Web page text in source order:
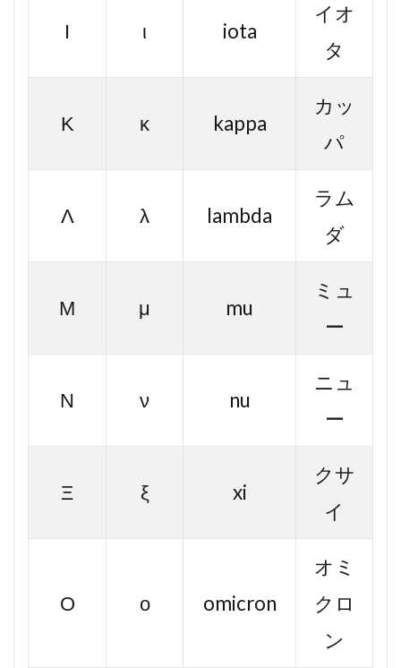
Ι ι iota
イオ
タ
Κ κ kappa
カッ
パ
Λ λ lambda
ラム
ダ
Μ μ mu
ミュ
ー
Ν ν nu
ニュ
ー
Ξ ξ xi
クサ
イ
Ο ο omicron
オミ
クロ
ン